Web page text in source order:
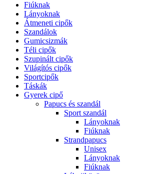
Fiúknak
Lányoknak
Átmeneti cipők
Szandálok
Gumicsizmák
Téli cipők
Szupinált cipők
Világítós cipők
Sportcipők
Táskák
Gyerek cipő
Papucs és szandál
Sport szandál
Lányoknak
Fiúknak
Strandpapucs
Unisex
Lányoknak
Fiúknak